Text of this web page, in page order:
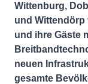
Wittenburg,
und Wittendörp
und ihre Gäste
neuen
gesamte